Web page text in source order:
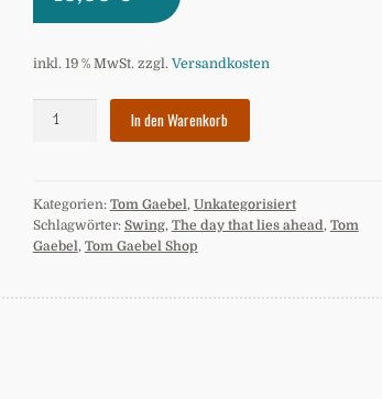
inkl. 19 % MwSt. zzgl. Versandkosten
day
that
lies
(EP
In den Warenkorb
Kategorien: Tom Gaebel, Unkategorisiert
Schlagwörter: Swing, The day that lies ahead, Tom
Gaebel, Tom Gaebel Shop